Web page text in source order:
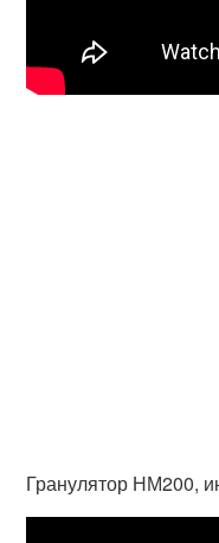
Гранулятор НМ200,